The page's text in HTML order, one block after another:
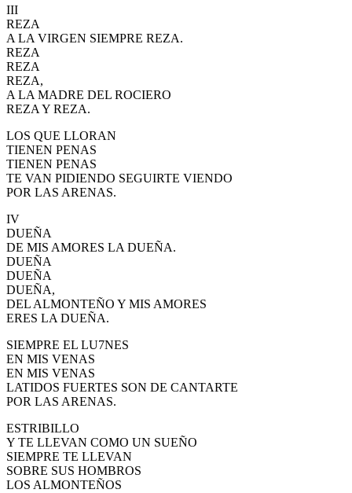
III
REZA
A LA VIRGEN SIEMPRE REZA.
REZA
REZA
REZA,
A LA MADRE DEL ROCIERO
REZA Y REZA.
LOS QUE LLORAN
TIENEN PENAS
TIENEN PENAS
TE VAN PIDIENDO SEGUIRTE VIENDO
POR LAS ARENAS.
IV
DUEÑA
DE MIS AMORES LA DUEÑA.
DUEÑA
DUEÑA
DUEÑA,
DEL ALMONTEÑO Y MIS AMORES
ERES LA DUEÑA.
SIEMPRE EL LU7NES
EN MIS VENAS
EN MIS VENAS
LATIDOS FUERTES SON DE CANTARTE
POR LAS ARENAS.
ESTRIBILLO
Y TE LLEVAN COMO UN SUEÑO
SIEMPRE TE LLEVAN
SOBRE SUS HOMBROS
LOS ALMONTEÑOS